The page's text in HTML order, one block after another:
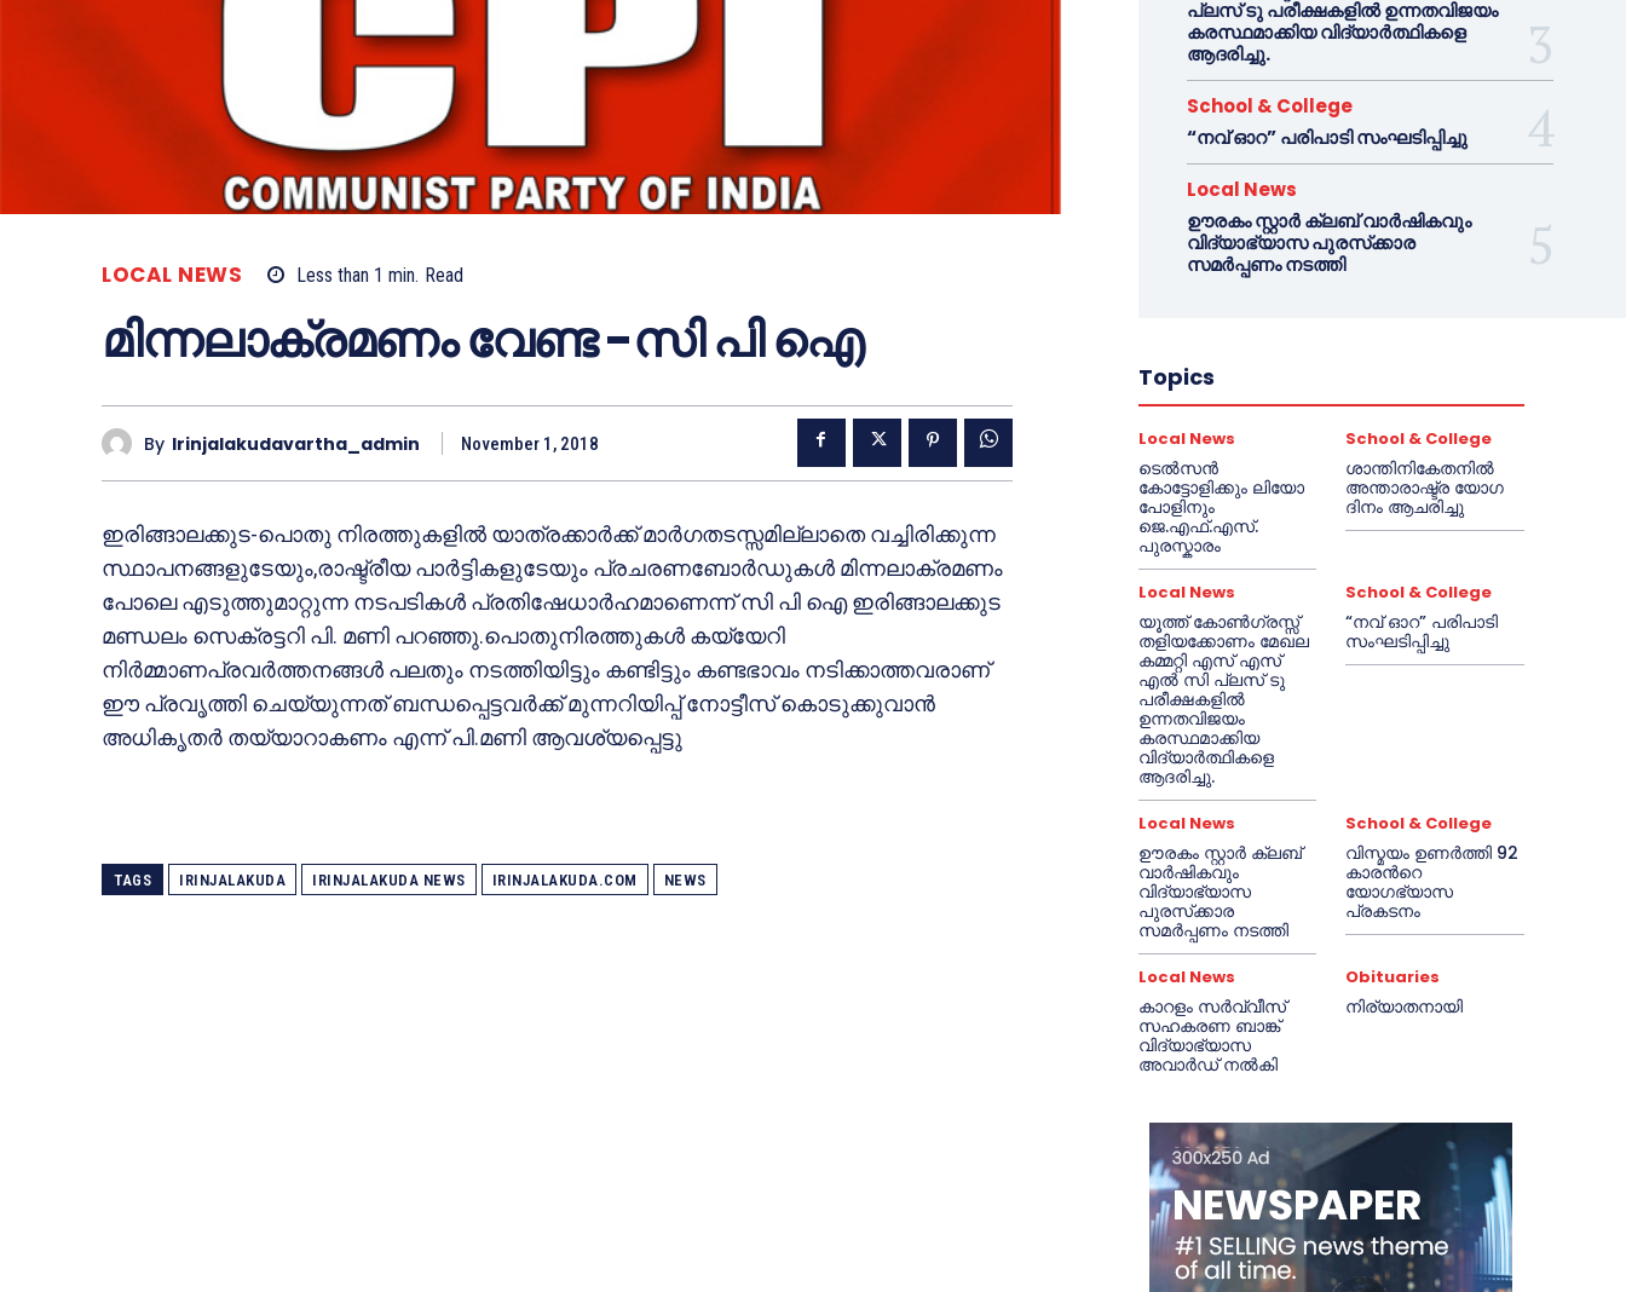
LOCAL NEWS Less than 1 min. Read
മിന്നലാക്രമണം വേണ്ട -സി പി ഐ
By Irinjalakudavartha_admin November 1, 2018
ഇരിങ്ങാലക്കുട-പൊതു നിരത്തുകളില്‍ യാത്രക്കാര്‍ക്ക് മാര്‍ഗതടസ്സമില്ലാതെ വച്ചിരിക്കുന്ന
സ്ഥാപനങ്ങളുടേയും,രാഷ്ട്രീയ പാര്‍ട്ടികളുടേയും പ്രചരണബോര്‍ഡുകള്‍ മിന്നലാക്രമണം
പോലെ എടുത്തുമാറ്റുന്ന നടപടികള്‍ പ്രതിഷേധാര്‍ഹമാണെന്ന് സി പി ഐ ഇരിങ്ങാലക്കുട
മണ്ഡലം സെക്രട്ടറി പി. മണി പറഞ്ഞു.പൊതുനിരത്തുകള്‍ കയ്യേറി
നിര്‍മ്മാണപ്രവര്‍ത്തനങ്ങള്‍ പലതും നടത്തിയിട്ടും കണ്ടിട്ടും കണ്ടഭാവം നടിക്കാത്തവരാണ്
ഈ പ്രവൃത്തി ചെയ്യുന്നത് ബന്ധപ്പെട്ടവര്‍ക്ക് മുന്നറിയിപ്പ് നോട്ടീസ് കൊടുക്കുവാന്‍
അധികൃതര്‍ തയ്യാറാകണം എന്ന് പി.മണി ആവശ്യപ്പെട്ടു
TAGS IRINJALAKUDA IRINJALAKUDA NEWS IRINJALAKUDA.COM NEWS
പ്ലസ് ടു പരീക്ഷകളിൽ ഉന്നതവിജയം
കരസ്ഥമാക്കിയ വിദ്യാർത്ഥികളെ
ആദരിച്ചു.
School & College
“നവ് ഓറ” പരിപാടി സംഘടിപ്പിച്ചു
Local News
ഊരകം സ്റ്റാർ ക്ലബ് വാർഷികവും
വിദ്യാഭ്യാസ പുരസ്‌ക്കാര
സമർപ്പണം നടത്തി
Topics
Local News
ടെൽസൻ
കോട്ടോളിക്കും ലിയോ
പോളിനും
ജെ.എഫ്.എസ്.
പുരസ്കാരം
School & College
ശാന്തിനികേതനിൽ
അന്താരാഷ്ട്ര യോഗ
ദിനം ആചരിച്ചു
Local News
യൂത്ത് കോൺഗ്രസ്സ്
തളിയക്കോണം മേഖല
കമ്മറ്റി എസ് എസ്
എൽ സി പ്ലസ് ടു
പരീക്ഷകളിൽ
ഉന്നതവിജയം
കരസ്ഥമാക്കിയ
വിദ്യാർത്ഥികളെ
ആദരിച്ചു.
School & College
“നവ് ഓറ” പരിപാടി
സംഘടിപ്പിച്ചു
Local News
ഊരകം സ്റ്റാർ ക്ലബ്
വാർഷികവും
വിദ്യാഭ്യാസ
പുരസ്‌ക്കാര
സമർപ്പണം നടത്തി
School & College
വിസ്മയം ഉണർത്തി 92
കാരൻറെ
യോഗഭ്യാസ
പ്രകടനം
Local News
കാറളം സർവ്വീസ്
സഹകരണ ബാങ്ക്
വിദ്യാഭ്യാസ
അവാർഡ് നൽകി
Obituaries
നിര്യാതനായി